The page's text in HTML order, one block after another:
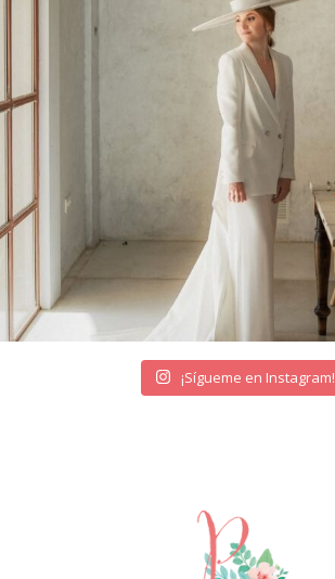
¡Sígueme en Instagram!